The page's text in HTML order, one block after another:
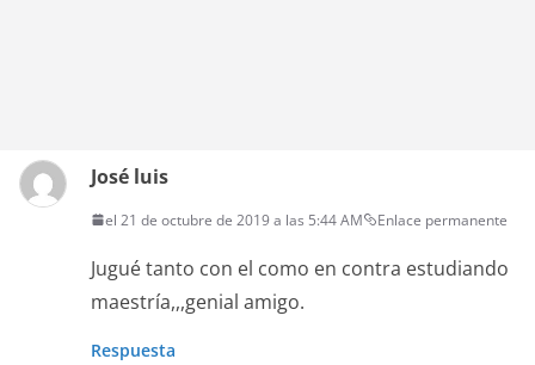
José luis
el 21 de octubre de 2019 a las 5:44 AM Enlace permanente
Jugué tanto con el como en contra estudiando
maestría,,,genial amigo.
Respuesta